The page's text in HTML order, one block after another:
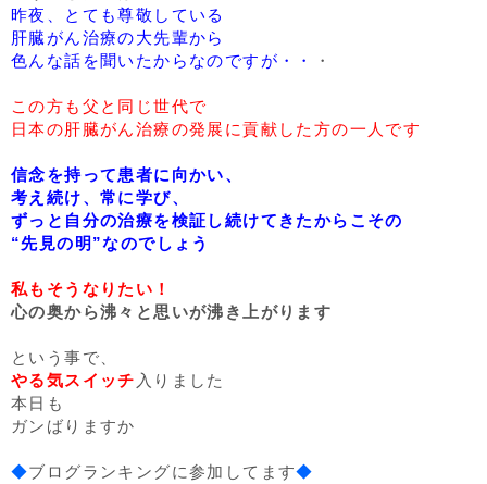
昨夜、とても尊敬している
肝臓がん治療の大先輩から
色んな話を聞いたからなのですが・・
・
この方も父と同じ世代で
日本の肝臓がん治療の発展に貢献した方の一人です
信念を持って患者に向かい、
考え続け、常に学び、
ずっと自分の治療を検証し続けてきたからこその
“先見の明”なのでしょう
私もそうなりたい！
心の奥から沸々と思いが沸き上がります
という事で、
やる気スイッチ 入りました
本日も
ガンばりますか
◆ブログランキングに参加してます◆